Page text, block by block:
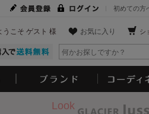
初めての方
シ
お気に入り
うこそ ゲスト 様
Look